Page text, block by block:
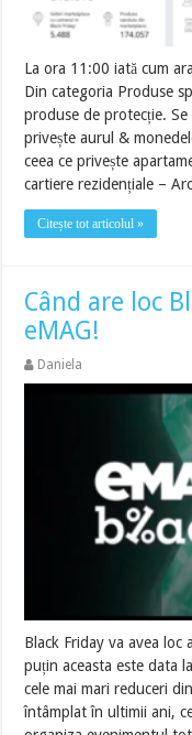
La ora 11:00 iată cum
Din categoria Produse
produse de protecție.
privește aurul &
ceea ce privește
cartiere rezidențiale –
Citește tot articolul »
Când are loc
eMAG!
Daniela
Black Friday va avea loc
puțin aceasta este data
cele mai mari reduceri
întâmplat în ultimii ani,